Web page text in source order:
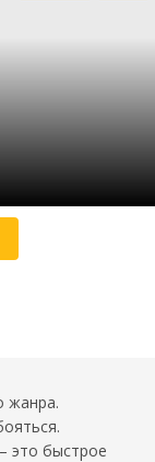
жанра.
это быстрое